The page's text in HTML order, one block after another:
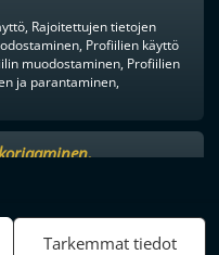
Rajoitettujen tietojen
Profiilien käyttö
muodostaminen, Profiilien
ja parantaminen,
Tarkemmat tiedot